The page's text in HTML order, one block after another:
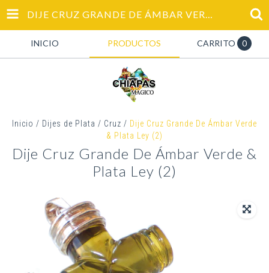
DIJE CRUZ GRANDE DE ÁMBAR VERDE & PLATA LEY (2)
INICIO PRODUCTOS CARRITO 0
Inicio / Dijes de Plata / Cruz / Dije Cruz Grande De Ámbar Verde
& Plata Ley (2)
Dije Cruz Grande De Ámbar Verde &
Plata Ley (2)